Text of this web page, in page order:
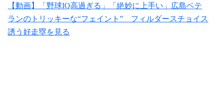
【動画】「野球IQ高過ぎる」「絶妙に上手い」広島ベテ
ランのトリッキーな“フェイント” フィルダースチョイス
誘う好走塁を見る